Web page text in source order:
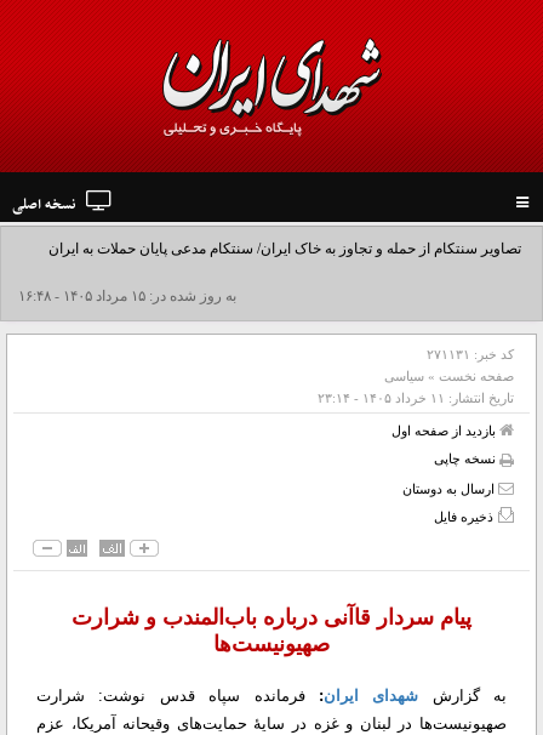
navigation
نسخه اصلی
تصاویر سنتکام از حمله و تجاوز به خاک ایران/ سنتکام مدعی پایان حملات به ایران
شد+فیلم به روز شده در: ۱۵ مرداد ۱۴۰۵ - ۱۶:۴۸
کد خبر: ۲۷۱۱۳۱
صفحه نخست » سیاسی
تاریخ انتشار: ۱۱ خرداد ۱۴۰۵ - ۲۳:۱۴
بازدید از صفحه اول
نسخه چاپی
ارسال به دوستان
ذخیره فایل
پیام سردار قاآنی درباره باب‌المندب و شرارت
صهیونیست‌ها
به گزارش شهدای ایران:فرمانده سپاه قدس نوشت: شرارت
صهیونیست‌ها در لبنان و غزه در سایهٔ حمایت‌های وقیحانه آمریکا، عزم